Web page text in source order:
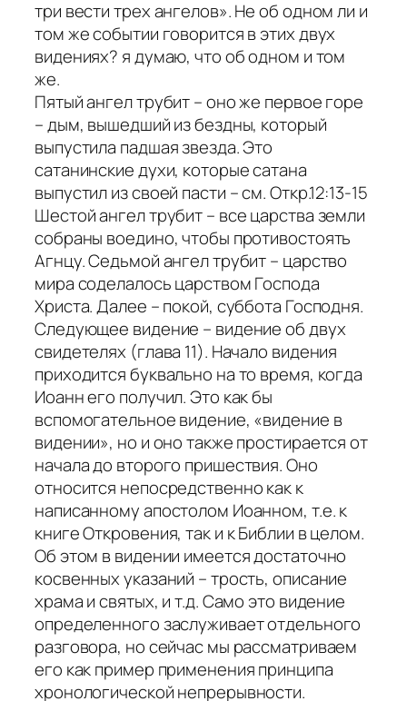
три вести трех ангелов». Не об одном ли и
том же событии говорится в этих двух
видениях? я думаю, что об одном и том
же.
Пятый ангел трубит – оно же первое горе
– дым, вышедший из бездны, который
выпустила падшая звезда. Это
сатанинские духи, которые сатана
выпустил из своей пасти – см. Откр.12:13-15
Шестой ангел трубит – все царства земли
собраны воедино, чтобы противостоять
Агнцу. Седьмой ангел трубит – царство
мира соделалось царством Господа
Христа. Далее – покой, суббота Господня.
Следующее видение – видение об двух
свидетелях (глава 11). Начало видения
приходится буквально на то время, когда
Иоанн его получил. Это как бы
вспомогательное видение, «видение в
видении», но и оно также простирается от
начала до второго пришествия. Оно
относится непосредственно как к
написанному апостолом Иоанном, т.е. к
книге Откровения, так и к Библии в целом.
Об этом в видении имеется достаточно
косвенных указаний – трость, описание
храма и святых, и т.д. Само это видение
определенного заслуживает отдельного
разговора, но сейчас мы рассматриваем
его как пример применения принципа
хронологической непрерывности.